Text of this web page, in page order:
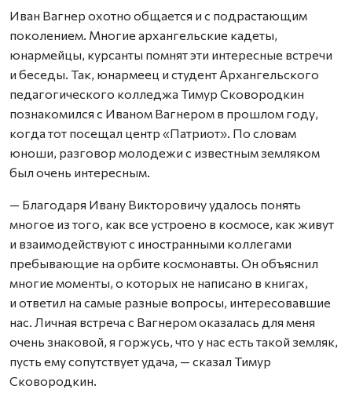
Иван Вагнер охотно общается и с подрастающим
поколением. Многие архангельские кадеты,
юнармейцы, курсанты помнят эти интересные встречи
и беседы. Так, юнармеец и студент Архангельского
педагогического колледжа Тимур Сковородкин
познакомился с Иваном Вагнером в прошлом году,
когда тот посещал центр «Патриот». По словам
юноши, разговор молодежи с известным земляком
был очень интересным.
— Благодаря Ивану Викторовичу удалось понять
многое из того, как все устроено в космосе, как живут
и взаимодействуют с иностранными коллегами
пребывающие на орбите космонавты. Он объяснил
многие моменты, о которых не написано в книгах,
и ответил на самые разные вопросы, интересовавшие
нас. Личная встреча с Вагнером оказалась для меня
очень знаковой, я горжусь, что у нас есть такой земляк,
пусть ему сопутствует удача, — сказал Тимур
Сковородкин.